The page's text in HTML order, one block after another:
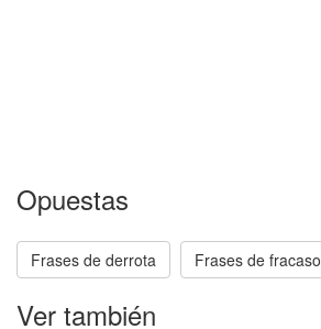
Opuestas
Frases de derrota Frases de fracaso
Ver también